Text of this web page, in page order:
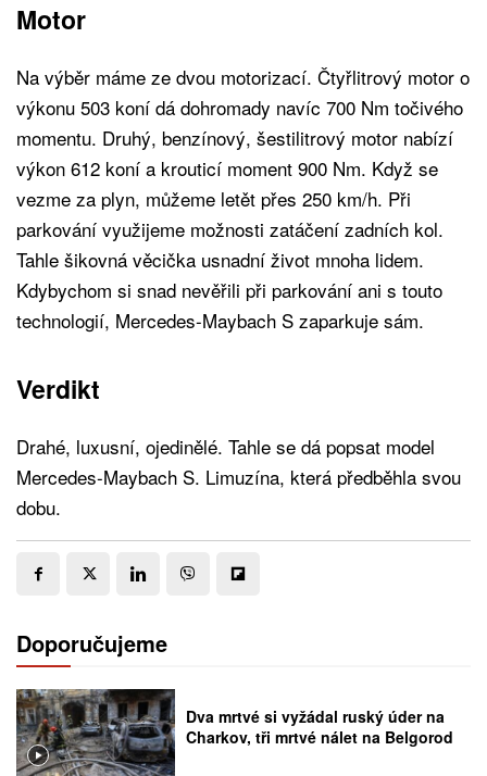
Motor
Na výběr máme ze dvou motorizací. Čtyřlitrový motor o
výkonu 503 koní dá dohromady navíc 700 Nm točivého
momentu. Druhý, benzínový, šestilitrový motor nabízí
výkon 612 koní a krouticí moment 900 Nm. Když se
vezme za plyn, můžeme letět přes 250 km/h. Při
parkování využijeme možnosti zatáčení zadních kol.
Tahle šikovná věcička usnadní život mnoha lidem.
Kdybychom si snad nevěřili při parkování ani s touto
technologií, Mercedes-Maybach S zaparkuje sám.
Verdikt
Drahé, luxusní, ojedinělé. Tahle se dá popsat model
Mercedes-Maybach S. Limuzína, která předběhla svou
dobu.
Doporučujeme
Dva mrtvé si vyžádal ruský úder na
Charkov, tři mrtvé nálet na Belgorod